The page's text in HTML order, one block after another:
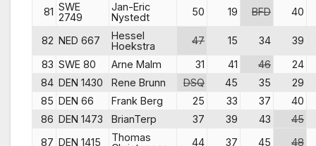
81 SWE
2749
Jan-Eric
Nystedt
50 19 BFD 40
82 NED 667
Hessel
Hoekstra
47 15 34
39
83 SWE 80 Arne Malm 31 41 46
24
84 DEN 1430 Rene Brunn DSQ 45 35
29
85 DEN 66 Frank Berg 25 33 37
40
86 DEN 1473 BrianTerp 37 39 43
45
87 DEN 1415
Thomas
44 37 45 48